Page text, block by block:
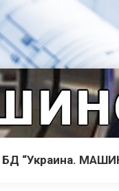
БД “Украина.